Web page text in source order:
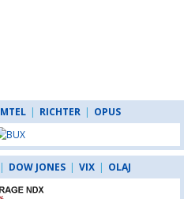
MTEL | RICHTER | OPUS
| DOW JONES | VIX | OLAJ